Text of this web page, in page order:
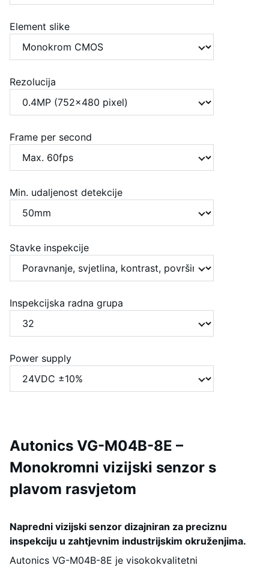
Element slike
Rezolucija
Frame per second
Min. udaljenost detekcije
Stavke inspekcije
Inspekcijska radna grupa
Power supply
Autonics VG-M04B-8E –
Monokromni vizijski senzor s
plavom rasvjetom
Napredni vizijski senzor dizajniran za preciznu
inspekciju u zahtjevnim industrijskim okruženjima.
Autonics VG-M04B-8E je visokokvalitetni